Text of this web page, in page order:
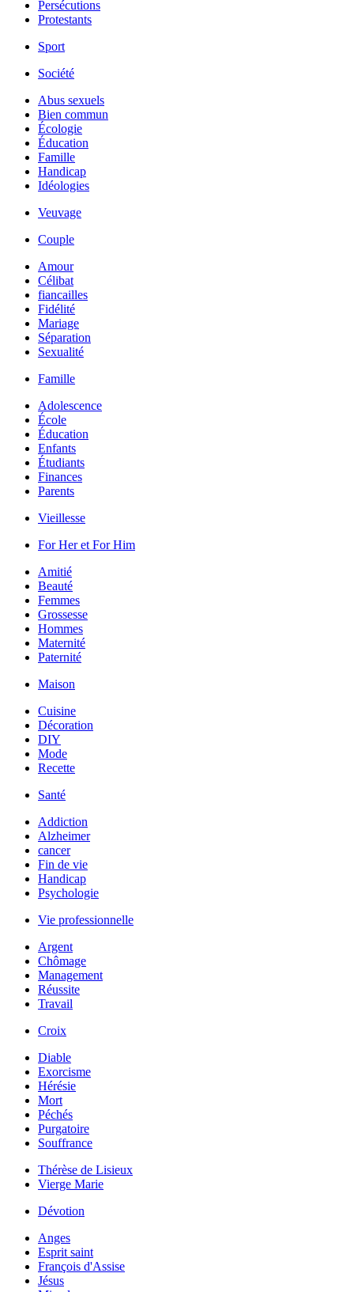
Persécutions
Protestants
Sport
Société
Abus sexuels
Bien commun
Écologie
Éducation
Famille
Handicap
Idéologies
Veuvage
Couple
Amour
Célibat
fiancailles
Fidélité
Mariage
Séparation
Sexualité
Famille
Adolescence
École
Éducation
Enfants
Étudiants
Finances
Parents
Vieillesse
For Her et For Him
Amitié
Beauté
Femmes
Grossesse
Hommes
Maternité
Paternité
Maison
Cuisine
Décoration
DIY
Mode
Recette
Santé
Addiction
Alzheimer
cancer
Fin de vie
Handicap
Psychologie
Vie professionnelle
Argent
Chômage
Management
Réussite
Travail
Croix
Diable
Exorcisme
Hérésie
Mort
Péchés
Purgatoire
Souffrance
Thérèse de Lisieux
Vierge Marie
Dévotion
Anges
Esprit saint
François d'Assise
Jésus